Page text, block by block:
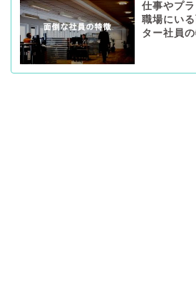
仕事やプ
職場にい
ター社員